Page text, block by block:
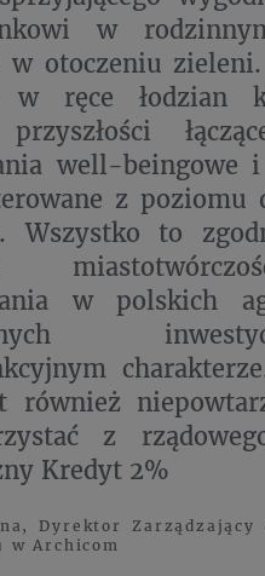
w
w otoczeniu
w ręce łodzian
well-beingowe
z poziomu
Wszystko to
w polskich
również
z
Kredyt 2%
Dyrektor Zarządzający
w Archicom